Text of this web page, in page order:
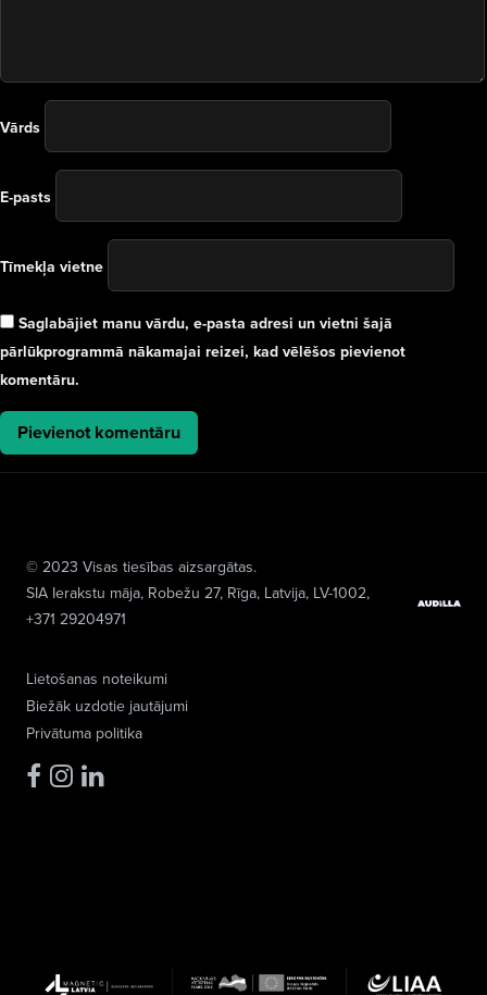
Vārds
E-pasts
Tīmekļa vietne
Saglabājiet manu vārdu, e-pasta adresi un vietni šajā
pārlūkprogrammā nākamajai reizei, kad vēlēšos pievienot
komentāru.
Lietošanas noteikumi
Biežāk uzdotie jautājumi
Privātuma politika
© 2023 Visas tiesības aizsargātas.
SIA Ierakstu māja, Robežu 27, Rīga, Latvija, LV-1002,
+371 29204971